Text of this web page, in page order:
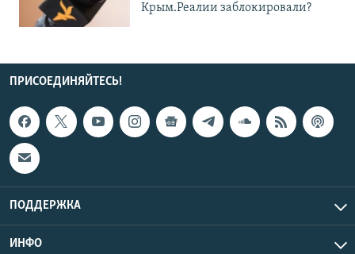
Крым.Реалии заблокировали?
ПРИСОЕДИНЯЙТЕСЬ!
ПОДДЕРЖКА
ИНФО